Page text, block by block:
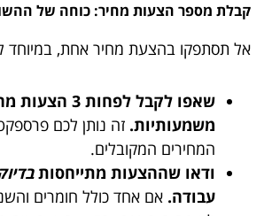
קבלת מספר הצעות מחיר: כוחה של
אל תסתפקו בהצעת מחיר אחת, במיוחד
שאפו לקבל
משמעותיות. זה נותן לכם
המחירים המקובלים.
ודאו שההצעות מתייחסות
עבודה. אם אחד כולל חומרים